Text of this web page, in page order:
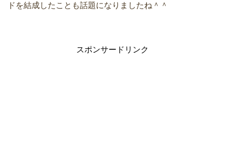
ドを結成したことも話題になりましたね＾＾
スポンサードリンク